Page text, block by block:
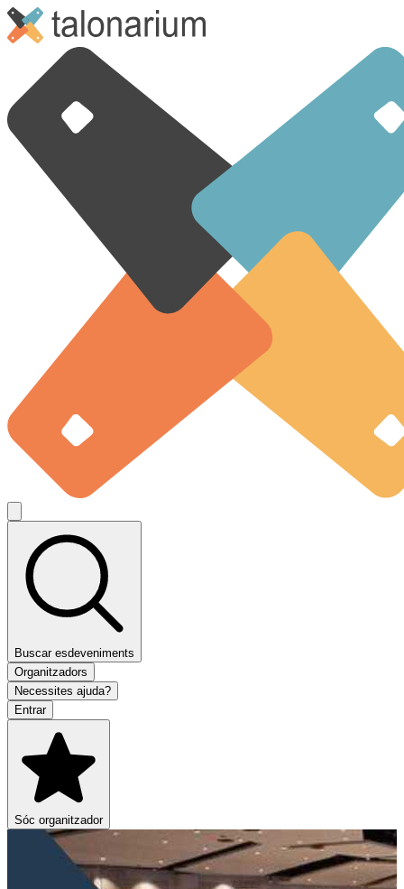
Buscar esdeveniments
Organitzadors
Necessites ajuda?
Entrar
Sóc organitzador